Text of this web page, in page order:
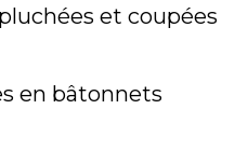
et coupées
en bâtonnets